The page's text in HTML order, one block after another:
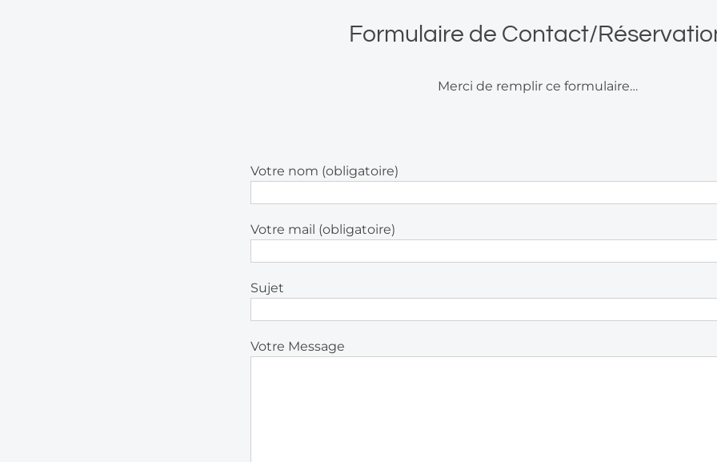
Formulaire de Contact/
Merci de remplir ce formulaire…
Votre nom (obligatoire)
Votre mail (obligatoire)
Sujet
Votre Message